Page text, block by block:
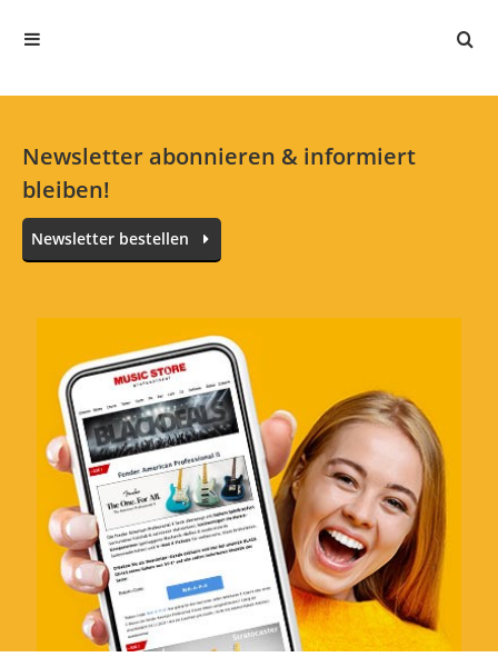
Newsletter abonnieren & informiert
bleiben!
Newsletter bestellen